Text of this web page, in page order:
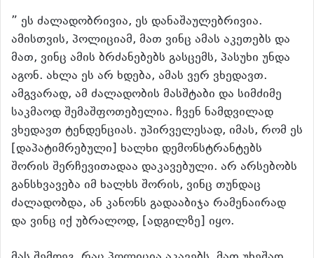
” ეს ძალადობრივია, ეს დანაშაულებრივია.
ამისთვის, პოლიციამ, მათ ვინც ამას აკეთებს და
მათ, ვინც ამის ბრძანებებს გასცემს, პასუხი უნდა
აგონ. ახლა ეს არ ხდება, ამას ვერ ვხედავთ.
ამგვარად, ამ ძალადობის მასშტაბი და სიმძიმე
საკმაოდ შემაშფოთებელია. ჩვენ ნამდვილად
ვხედავთ ტენდენციას. უპირველესად, იმას, რომ ეს
[დაპატიმრებული] ხალხი დემონსტრანტებს
შორის შერჩევითადაა დაკავებული. არ არსებობს
განსხვავება იმ ხალხს შორის, ვინც თუნდაც
ძალადობდა, ან კანონს გადააბიჯა რამენაირად
და ვინც იქ უბრალოდ, [ადგილზე] იყო.